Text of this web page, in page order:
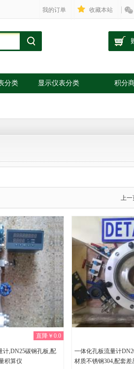
我的订单 收藏本站
分类 显示仪表分类 积分
上一
直降￥0.0
计,DN25碳钢孔板,配
积算仪
一体化孔板流量计
材质不锈钢304,配套差